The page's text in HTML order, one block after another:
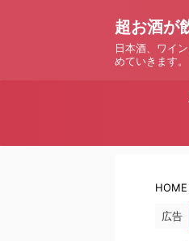
超お酒が
日本酒、ワイ
めていきます。
HOME
広告